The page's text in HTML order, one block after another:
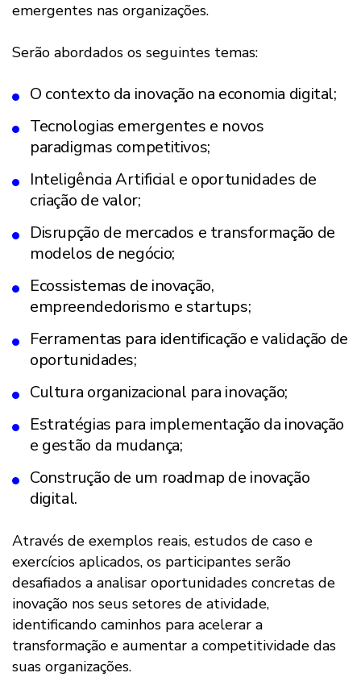
emergentes nas organizações.
Serão abordados os seguintes temas:
O contexto da inovação na economia digital;
Tecnologias emergentes e novos
paradigmas competitivos;
Inteligência Artificial e oportunidades de
criação de valor;
Disrupção de mercados e transformação de
modelos de negócio;
Ecossistemas de inovação,
empreendedorismo e startups;
Ferramentas para identificação e validação de
oportunidades;
Cultura organizacional para inovação;
Estratégias para implementação da inovação
e gestão da mudança;
Construção de um roadmap de inovação
digital.
Através de exemplos reais, estudos de caso e
exercícios aplicados, os participantes serão
desafiados a analisar oportunidades concretas de
inovação nos seus setores de atividade,
identificando caminhos para acelerar a
transformação e aumentar a competitividade das
suas organizações.